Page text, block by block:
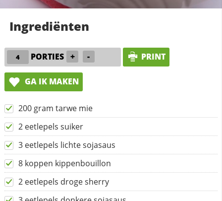
Ingrediënten
PORTIES + - PRINT
GA IK MAKEN
200 gram tarwe mie
2 eetlepels suiker
3 eetlepels lichte sojasaus
8 koppen kippenbouillon
2 eetlepels droge sherry